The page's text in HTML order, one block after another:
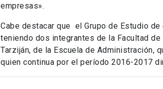
empresas».
Cabe destacar que el Grupo de Estudio
teniendo dos integrantes de la Facultad
Tarziján, de la Escuela de Administración,
quien continua por el período 2016-2017